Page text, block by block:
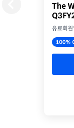
The
유료회
100%